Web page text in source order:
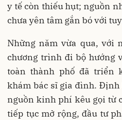
y tế còn thiếu hụt; nguồn
chưa yên tâm gắn bó với
Những năm vừa qua, với
chương trình đi bộ hướng
toàn thành phố đã triển
khám bác sĩ gia đình. Định
nguồn kinh phí kêu gọi từ
tiếp tục mở rộng, đầu tư